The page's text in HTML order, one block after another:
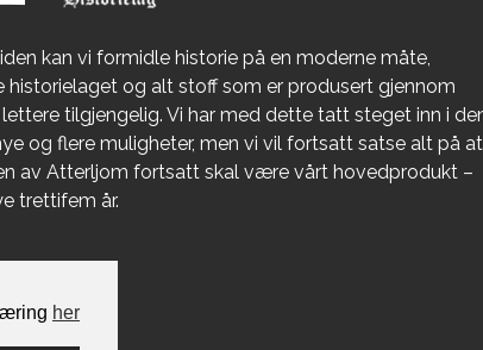
her
kan vi formidle historie på en moderne måte,
historielaget og alt stoff som er produsert gjennom
tilgjengelig. Vi har med dette tatt steget inn i
og flere muligheter, men vi vil fortsatt satse alt på at
av Atterljom fortsatt skal være vårt hovedprodukt –
trettifem år.